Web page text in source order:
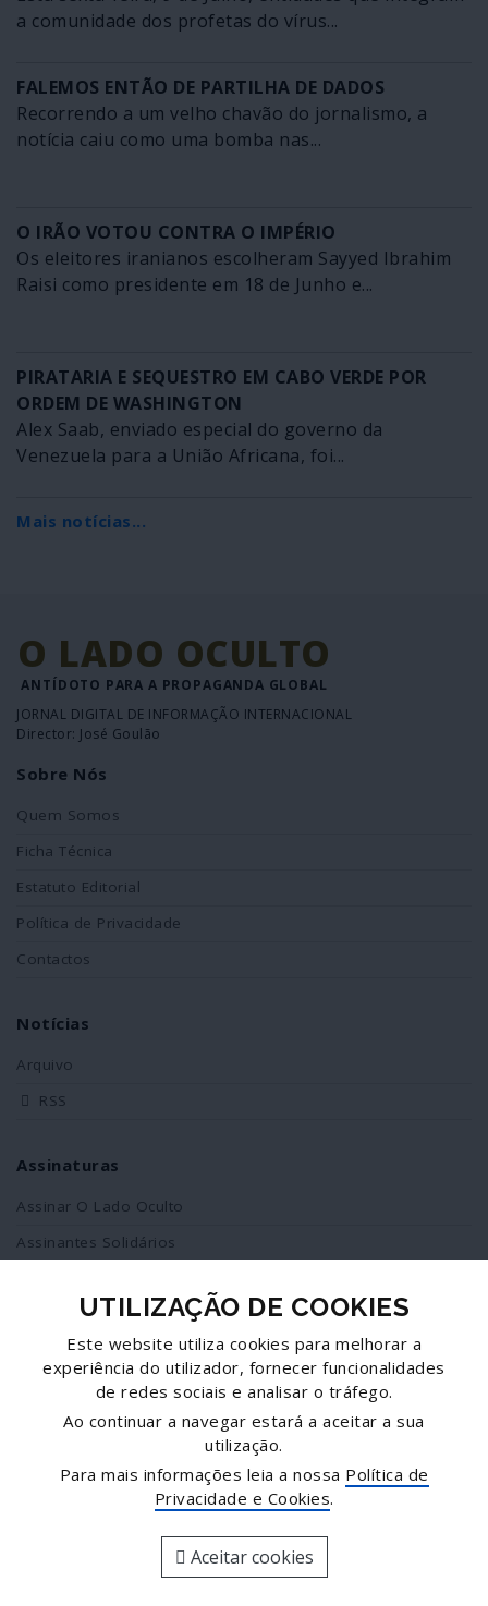
a comunidade dos profetas do vírus...
FALEMOS ENTÃO DE PARTILHA DE DADOS
Recorrendo a um velho chavão do jornalismo, a
notícia caiu como uma bomba nas...
O IRÃO VOTOU CONTRA O IMPÉRIO
Os eleitores iranianos escolheram Sayyed Ibrahim
Raisi como presidente em 18 de Junho e...
PIRATARIA E SEQUESTRO EM CABO VERDE POR
ORDEM DE WASHINGTON
Alex Saab, enviado especial do governo da
Venezuela para a União Africana, foi...
Mais notícias...
O LADO OCULTO
ANTÍDOTO PARA A PROPAGANDA GLOBAL
JORNAL DIGITAL DE INFORMAÇÃO INTERNACIONAL
Director: José Goulão
Sobre Nós
Quem Somos
Ficha Técnica
Estatuto Editorial
Política de Privacidade
Contactos
Notícias
Arquivo
RSS
Assinaturas
Assinar O Lado Oculto
Assinantes Solidários
Redes Sociais
Siga-nos no facebook
Twitter
UTILIZAÇÃO DE COOKIES
Este website utiliza cookies para melhorar a
experiência do utilizador, fornecer funcionalidades
de redes sociais e analisar o tráfego.
Ao continuar a navegar estará a aceitar a sua
utilização.
Para mais informações leia a nossa Política de
Privacidade e Cookies.
Aceitar cookies